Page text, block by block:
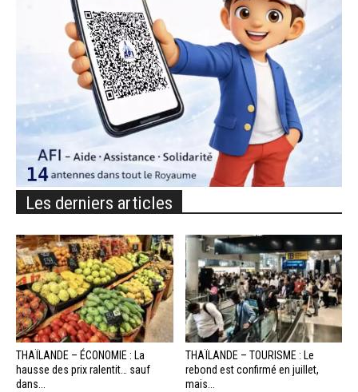
Les derniers articles
THAÏLANDE – ÉCONOMIE : La
hausse des prix ralentit… sauf
dans...
THAÏLANDE – TOURISME : Le
rebond est confirmé en juillet,
mais...